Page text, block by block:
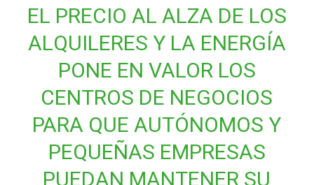
EL PRECIO AL ALZA DE LOS
ALQUILERES Y LA ENERGÍA
PONE EN VALOR LOS
CENTROS DE NEGOCIOS
PARA QUE AUTÓNOMOS Y
PEQUEÑAS EMPRESAS